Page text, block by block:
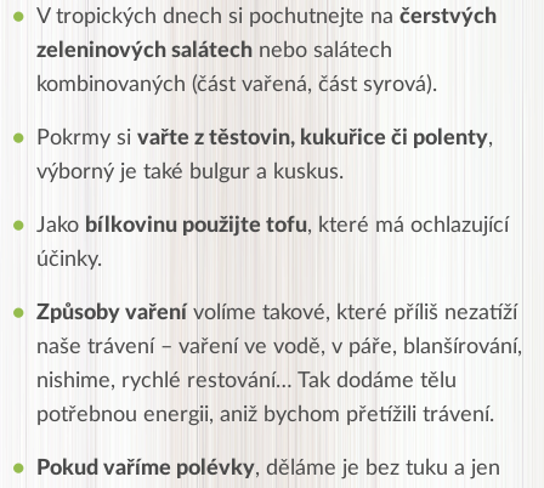
V tropických dnech si pochutnejte na čerstvých
zeleninových salátech nebo salátech
kombinovaných (část vařená, část syrová).
Pokrmy si vařte z těstovin, kukuřice či polenty,
výborný je také bulgur a kuskus.
Jako bílkovinu použijte tofu, které má ochlazující
účinky.
Způsoby vaření volíme takové, které příliš nezatíží
naše trávení – vaření ve vodě, v páře, blanšírování,
nishime, rychlé restování… Tak dodáme tělu
potřebnou energii, aniž bychom přetížili trávení.
Pokud vaříme polévky, děláme je bez tuku a jen